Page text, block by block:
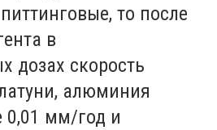
то после
в
дозах скорость
алюминия
0,01 мм/год и